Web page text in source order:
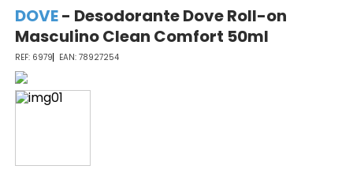
DOVE- Desodorante Dove Roll-on
Masculino Clean Comfort 50ml
6979 78927254